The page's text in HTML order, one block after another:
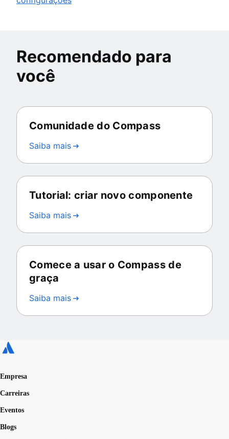
Recomendado para
você
Comunidade do Compass
Saiba mais
Tutorial: criar novo componente
Saiba mais
Comece a usar o Compass de
graça
Saiba mais
Empresa
Carreiras
Eventos
Blogs